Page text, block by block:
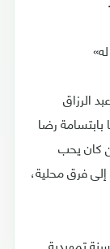
الرزاق
رضا
كان يحب
فرق محلية،